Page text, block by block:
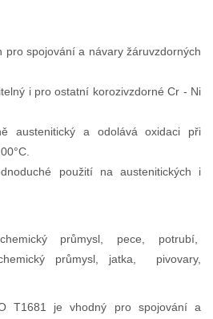
pro spojování a návary žáruvzdorných
i pro ostatní korozivzdorné Cr - Ni
austenitický a odolává oxidaci při
použití na austenitických i
průmysl, pece, potrubí,
průmysl, jatka, pivovary,
T1681 je vhodný pro spojování a